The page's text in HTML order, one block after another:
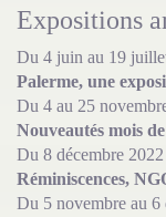
Expositions
Du 4 juin au 19
Palerme, une
Du 4 au 25
Nouveautés mois
Du 8 décembre
Réminiscences,
Du 5 novembre au 6